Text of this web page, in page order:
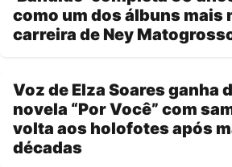
como um dos álbuns mais
carreira de Ney
Voz de Elza Soares ganha
novela “Por Você” com
volta aos holofotes após
décadas